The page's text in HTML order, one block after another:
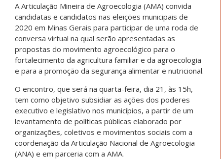
A Articulação Mineira de Agroecologia (AMA) convida
candidatas e candidatos nas eleições municipais de
2020 em Minas Gerais para participar de uma roda de
conversa virtual na qual serão apresentadas as
propostas do movimento agroecológico para o
fortalecimento da agricultura familiar e da agroecologia
e para a promoção da segurança alimentar e nutricional.
O encontro, que será na quarta-feira, dia 21, às 15h,
tem como objetivo subsidiar as ações dos poderes
executivo e legislativo nos municípios, a partir de um
levantamento de políticas públicas elaborado por
organizações, coletivos e movimentos sociais com a
coordenação da Articulação Nacional de Agroecologia
(ANA) e em parceria com a AMA.